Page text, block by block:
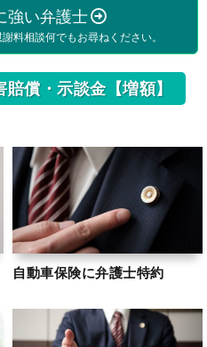
強い弁護士
料相談何でもお尋ねください。
償・示談金【増額】
自動車保険に弁護士特約